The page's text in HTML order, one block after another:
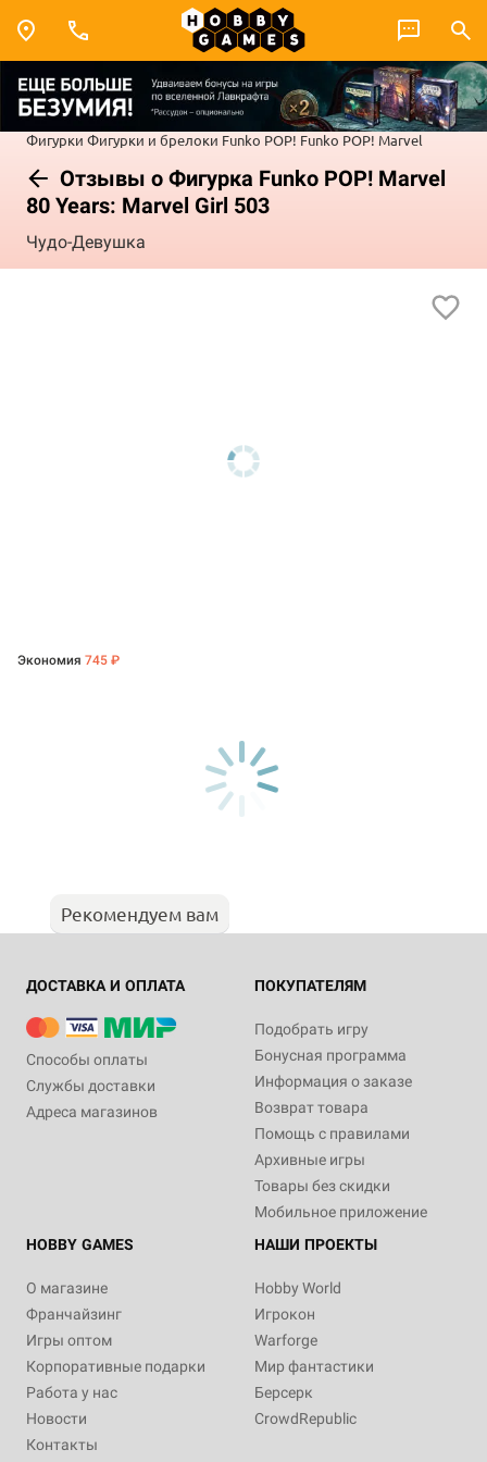
Фигурки Фигурки и брелоки Funko POP! Funko POP! Marvel
Отзывы о Фигурка Funko POP! Marvel
80 Years: Marvel Girl 503
Чудо-Девушка
Экономия 745 ₽
Рекомендуем вам
ДОСТАВКА И ОПЛАТА
Способы оплаты
Службы доставки
Адреса магазинов
ПОКУПАТЕЛЯМ
Подобрать игру
Бонусная программа
Информация о заказе
Возврат товара
Помощь с правилами
Архивные игры
Товары без скидки
Мобильное приложение
HOBBY GAMES
О магазине
Франчайзинг
Игры оптом
Корпоративные подарки
Работа у нас
Новости
Контакты
НАШИ ПРОЕКТЫ
Hobby World
Игрокон
Warforge
Мир фантастики
Берсерк
CrowdRepublic